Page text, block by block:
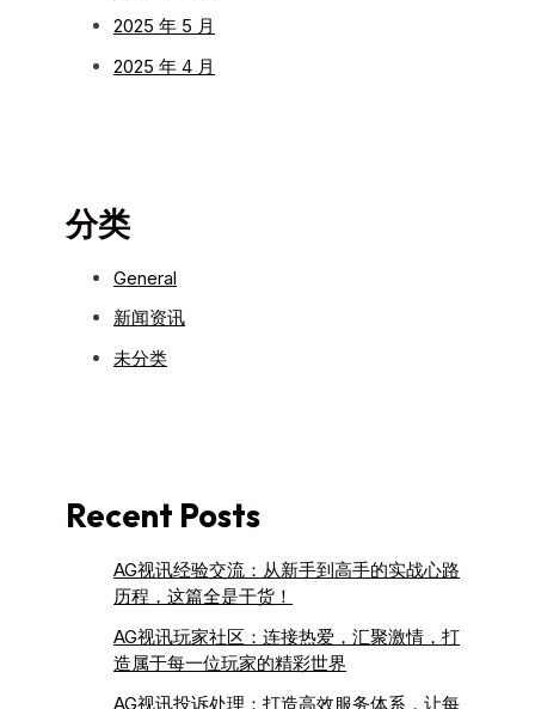
2025 年 5 月
2025 年 4 月
分类
General
新闻资讯
未分类
Recent Posts
AG视讯经验交流：从新手到高手的实战心路
历程，这篇全是干货！
AG视讯玩家社区：连接热爱，汇聚激情，打
造属于每一位玩家的精彩世界
AG视讯投诉处理：打造高效服务体系，让每